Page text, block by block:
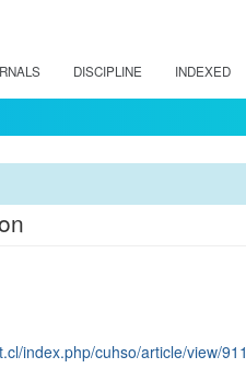
DISCIPLINE INDEXED
index.php/cuhso/article/view/911